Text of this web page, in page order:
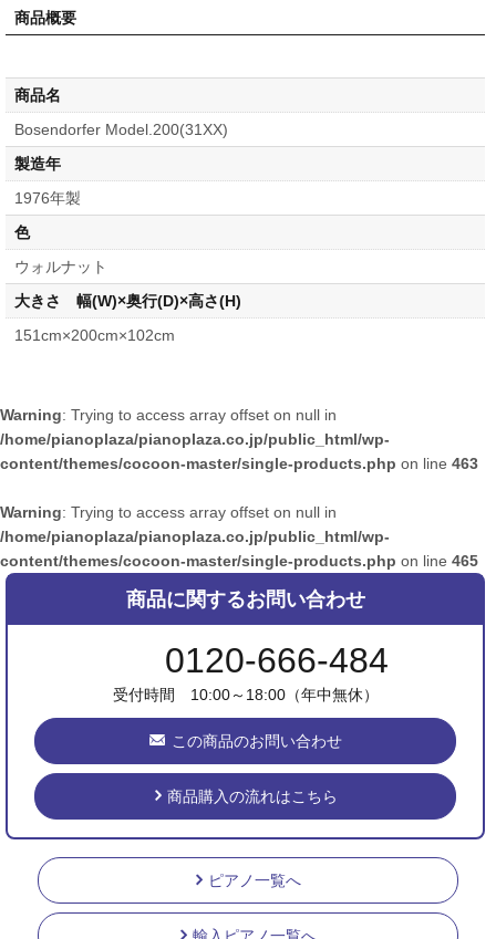
商品概要
商品名
Bosendorfer Model.200(31XX)
製造年
1976年製
色
ウォルナット
大きさ 幅(W)×奥行(D)×高さ(H)
151cm×200cm×102cm
Warning: Trying to access array offset on null in
/home/pianoplaza/pianoplaza.co.jp/public_html/wp-
content/themes/cocoon-master/single-products.php on line 463
Warning: Trying to access array offset on null in
/home/pianoplaza/pianoplaza.co.jp/public_html/wp-
content/themes/cocoon-master/single-products.php on line 465
商品に関するお問い合わせ
0120-666-484
受付時間 10:00～18:00（年中無休）
この商品のお問い合わせ
商品購入の流れはこちら
ピアノ一覧へ